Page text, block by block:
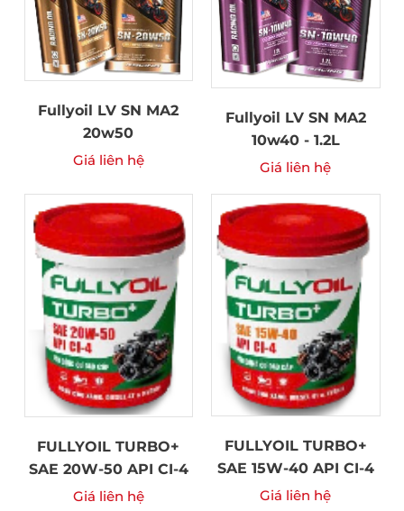
Fullyoil LV SN MA2
20w50
Giá liên hệ
Fullyoil LV SN MA2
10w40 - 1.2L
Giá liên hệ
FULLYOIL TURBO+
SAE 20W-50 API CI-4
Giá liên hệ
FULLYOIL TURBO+
SAE 15W-40 API CI-4
Giá liên hệ